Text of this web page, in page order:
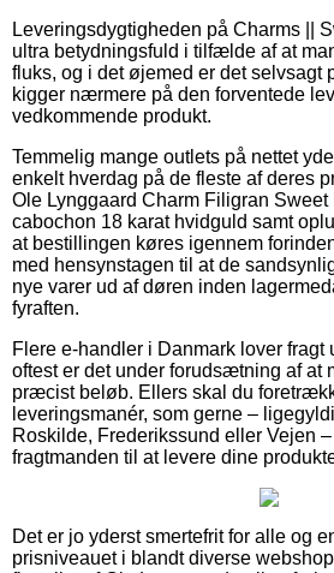
Leveringsdygtigheden på Charms ||
ultra betydningsfuld i tilfælde af at
fluks, og i det øjemed er det selvsagt
kigger nærmere på den forventede
vedkommende produkt.
Temmelig mange outlets på nettet
enkelt hverdag på de fleste af deres
Ole Lynggaard Charm Filigran
cabochon 18 karat hvidguld samt
at bestillingen køres igennem
med hensynstagen til at de
nye varer ud af døren inden
fyraften.
Flere e-handler i Danmark lover fragt
oftest er det under forudsætning af at
præcist beløb. Ellers skal du
leveringsmanér, som gerne –
Roskilde, Frederikssund eller Vejen
fragtmanden til at levere dine
Det er jo yderst smertefrit for alle og
prisniveauet i blandt diverse